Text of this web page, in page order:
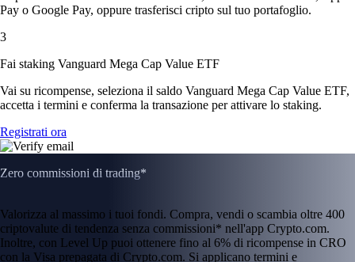
Pay o Google Pay, oppure trasferisci cripto sul tuo portafoglio.
3
Fai staking Vanguard Mega Cap Value ETF
Vai su ricompense, seleziona il saldo Vanguard Mega Cap Value ETF,
accetta i termini e conferma la transazione per attivare lo staking.
Registrati ora
Zero commissioni di trading*
Valorizza al massimo i tuoi fondi. Compra, vendi o scambia oltre 400
criptovalute di tendenza senza commissioni* nell'app Crypto.com.
Inoltre, con Level Up puoi ottenere fino al 6% di ricompense in CRO
con la Visa prepagata di Crypto.com. Si applicano termini e